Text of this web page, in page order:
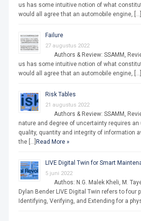
us has some intuitive notion of what
would all agree that an automobile engine, […]
Failure
27 augustus 2022
Authors & Review: SSAMM,
us has some intuitive notion of what
would all agree that an automobile engine, […]
Risk Tables
21 augustus 2022
Authors & Review: SSAMM,
nature and degree of uncertainty requires
quality, quantity and integrity of information
the […] Read More »
LIVE Digital Twin for Smart
5 juni 2022
Authos: N.G. Malek Kheli, M.
Dylan Bender LIVE Digital Twin refers to four
Identifying, Verifying, and Extending for a